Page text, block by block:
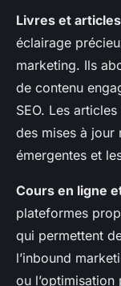
Livres et articles
éclairage
marketing. Ils
de contenu
SEO. Les
des mises à jour
émergentes et
Cours en ligne
plateformes
qui permettent
l’inbound
ou